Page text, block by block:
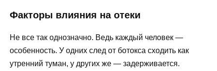
Факторы влияния на отеки
Не все так однозначно. Ведь каждый человек —
особенность. У одних след от ботокса сходить как
утренний туман, у других же — задерживается.